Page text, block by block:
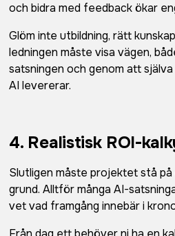
och bidra med feedback ökar
Glöm inte utbildning, rätt
ledningen måste visa vägen,
satsningen och genom att
AI levererar.
4. Realistisk ROI-
Slutligen måste projektet stå
grund. Alltför många AI-
vet vad framgång innebär i